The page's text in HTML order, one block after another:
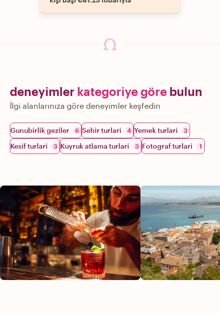
deneyimler kategoriye göre bulun
İlgi alanlarınıza göre deneyimler keşfedin
Gunubirlik geziler 6 Sehir turlari 4 Yemek turlari 3
Kesif turlari 3 Kuyruk atlama turlari 3 Fotograf turlari 1